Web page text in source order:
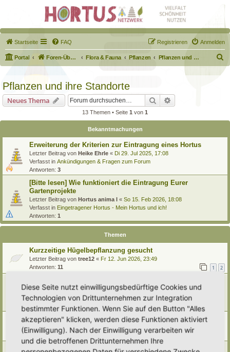
Startseite FAQ Anmelden
Registrieren
Portal Foren-Übersicht Flora & Fauna Pflanzen Pflanzen und ihre Standorte
u
Pflanzen und ihre Standorte
Neues Thema Suche
13 Themen • Seite 1 von 1
Bekanntmachungen
Erweiterung der Kriterien zur Eintragung eines Hortus
Letzter Beitrag von Heike Ehrle « Di 29. Jul 2025, 17:08
Verfasst in Ankündigungen & Fragen zum Forum
Antworten: 3
[Bitte lesen] Wie funktioniert die Eintragung Eurer
Gartenprojekte
Letzter Beitrag von Hortus anima l « So 15. Feb 2026, 18:08
Verfasst in Eingetragener Hortus - Mein Hortus und ich!
Antworten: 1
Themen
Kurzzeitige Hügelbepflanzung gesucht
Letzter Beitrag von tree12 « Fr 12. Jun 2026, 23:49
Antworten: 11 1 2
gesucht!
Letzter Beitrag vonThePilgrim«Mo 8. Jun 2026, 21:30
Antworten:9
Pflanzpartner für Pfingstnelken-Meer gesucht
Letzter Beitrag von Dorfgaertner «Di 31. Mär 2026, 13:29
Antworten:
9
Schaf-Schwingel
Diese Seite nutzt einwilligungsbedürftige Cookies und
Technologien von Drittunternehmen zur Integration
bestimmter Funktionen. Wenn Sie auf den Button "Alles
akzeptieren" klicken, werden diese Funktionen aktiviert
(Einwilligung). Nach der Einwilligung verarbeiten wir
und die betroffenen Drittunternehmen Ihre